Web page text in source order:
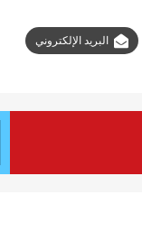
البريد الإلكتروني